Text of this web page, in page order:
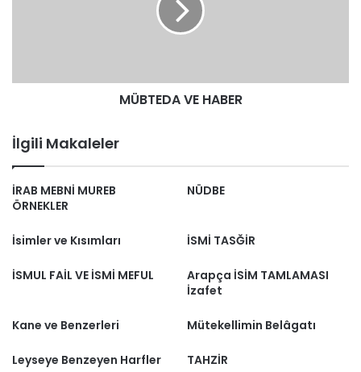
MÜBTEDA VE HABER
İlgili Makaleler
İRAB MEBNİ MUREB
ÖRNEKLER
NÜDBE
İsimler ve Kısımları İSMİ TASĞİR
İSMUL FAİL VE İSMİ MEFUL
Arapça İSİM TAMLAMASI
İzafet
Kane ve Benzerleri Mütekellimin Belâgatı
Leyseye Benzeyen Harfler TAHZİR